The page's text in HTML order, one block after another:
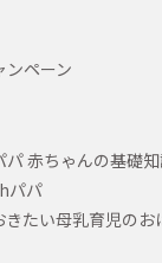
ンペーン
パ 赤ちゃんの基礎
パパ
たい母乳育児のお